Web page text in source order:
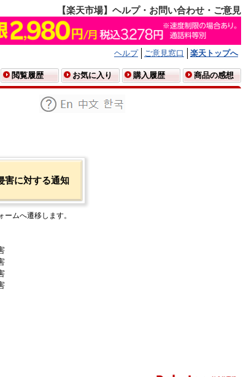
【楽天市場】ヘルプ・お問い合わせ・ご意見
ヘルプ ご意見窓口
楽天トップへ
閲覧履歴 お気に入り 購入履歴 商品の感想
害に対する通知
ームへ遷移します。